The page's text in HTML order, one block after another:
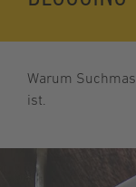
Warum
ist.